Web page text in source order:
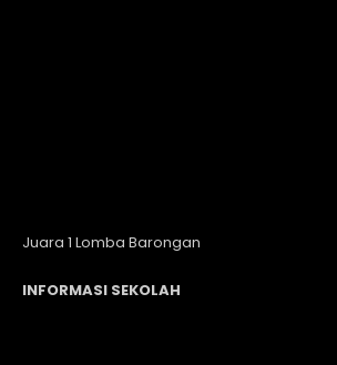
Juara 1 Lomba Barongan
INFORMASI SEKOLAH